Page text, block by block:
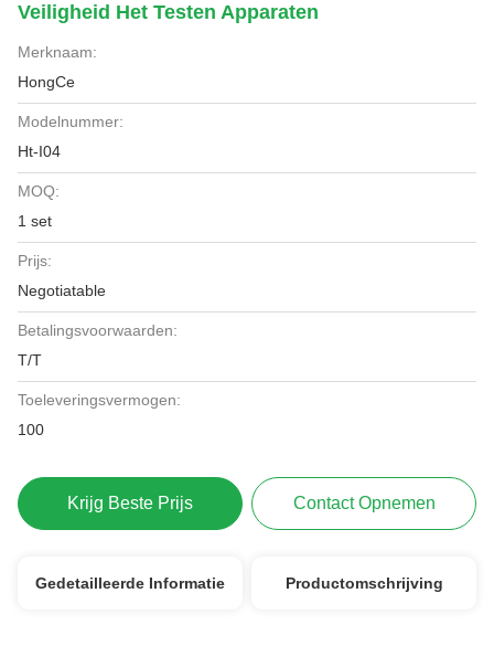
Veiligheid Het Testen Apparaten
Merknaam:
HongCe
Modelnummer:
Ht-I04
MOQ:
1 set
Prijs:
Negotiatable
Betalingsvoorwaarden:
T/T
Toeleveringsvermogen:
100
Krijg Beste Prijs Contact Opnemen
Gedetailleerde Informatie Productomschrijving